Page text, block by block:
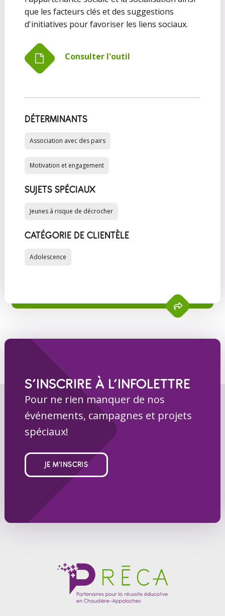
que les facteurs clés et des suggestions
d'initiatives pour favoriser les liens sociaux.
Consulter l'outil
DÉTERMINANTS
Association avec des pairs
Motivation et engagement
SUJETS SPÉCIAUX
Jeunes à risque de décrocher
CATÉGORIE DE CLIENTÈLE
Adolescence
S’INSCRIRE À L’INFOLETTRE
Pour ne rien manquer de nos
événements, campagnes et projets
spéciaux!
JE M'INSCRIS